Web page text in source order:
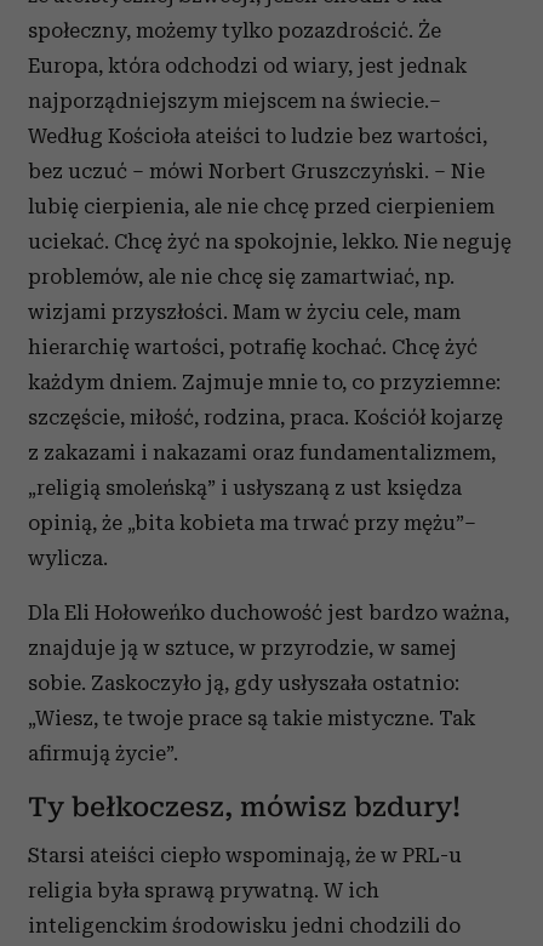
Partnerzy mogą połączyć te informacje z innymi danymi
otrzymanymi od Ciebie lub uzyskanymi podczas
społeczny, możemy tylko pozazdrościć. Że
Europa, która odchodzi od wiary, jest jednak
najporządniejszym miejscem na świecie.–
Według Kościoła ateiści to ludzie bez wartości,
bez uczuć – mówi Norbert Gruszczyński. – Nie
lubię cierpienia, ale nie chcę przed cierpieniem
uciekać. Chcę żyć na spokojnie, lekko. Nie neguję
problemów, ale nie chcę się zamartwiać, np.
wizjami przyszłości. Mam w życiu cele, mam
hierarchię wartości, potrafię kochać. Chcę żyć
każdym dniem. Zajmuje mnie to, co przyziemne:
szczęście, miłość, rodzina, praca. Kościół kojarzę
z zakazami i nakazami oraz fundamentalizmem,
„religią smoleńską” i usłyszaną z ust księdza
opinią, że „bita kobieta ma trwać przy mężu”–
wylicza.
Dla Eli Hołoweńko duchowość jest bardzo ważna,
znajduje ją w sztuce, w przyrodzie, w samej
sobie. Zaskoczyło ją, gdy usłyszała ostatnio:
„Wiesz, te twoje prace są takie mistyczne. Tak
afirmują życie”.
Ty bełkoczesz, mówisz bzdury!
Starsi ateiści ciepło wspominają, że w PRL-u
religia była sprawą prywatną. W ich
inteligenckim środowisku jedni chodzili do